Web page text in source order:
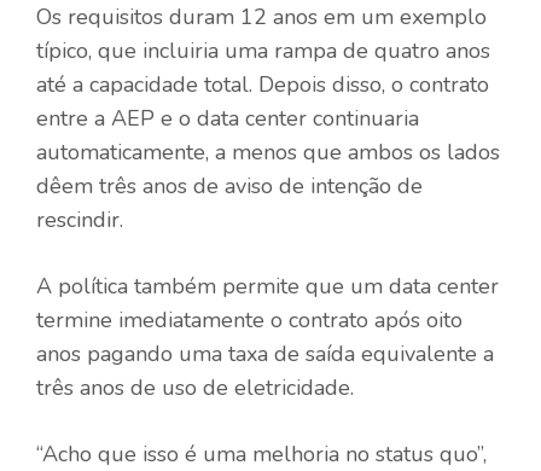
Os requisitos duram 12 anos em um exemplo
típico, que incluiria uma rampa de quatro anos
até a capacidade total. Depois disso, o contrato
entre a AEP e o data center continuaria
automaticamente, a menos que ambos os lados
dêem três anos de aviso de intenção de
rescindir.
A política também permite que um data center
termine imediatamente o contrato após oito
anos pagando uma taxa de saída equivalente a
três anos de uso de eletricidade.
“Acho que isso é uma melhoria no status quo”,